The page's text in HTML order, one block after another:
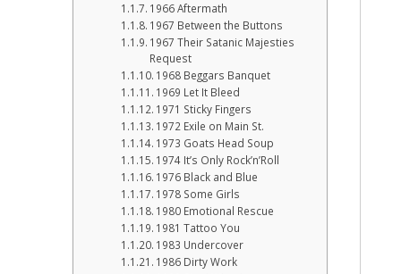
1966 Aftermath
1967 Between the Buttons
1967 Their Satanic Majesties
Request
1968 Beggars Banquet
1969 Let It Bleed
1971 Sticky Fingers
1972 Exile on Main St.
1973 Goats Head Soup
1974 It’s Only Rock’n’Roll
1976 Black and Blue
1978 Some Girls
1980 Emotional Rescue
1981 Tattoo You
1983 Undercover
1986 Dirty Work